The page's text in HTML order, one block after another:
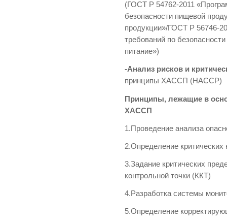
(ГОСТ Р 54762-2011
безопасности пищевой
продукции»/ГОСТ Р 56746-
требований по
питание»)
-Анализ рисков и
принципы ХАССП (HACCP)
Принципы, лежащие в
ХАССП
1.Проведение анализа
2.Определение критических
3.Задание критических
контрольной точки (ККТ)
4.Разработка системы
5.Определение